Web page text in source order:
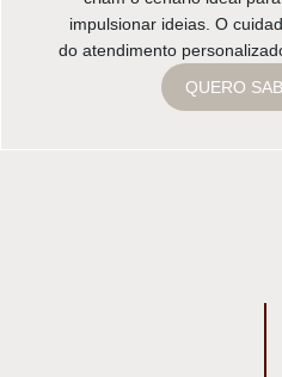
impulsionar ideias. O
do atendimento
QUERO